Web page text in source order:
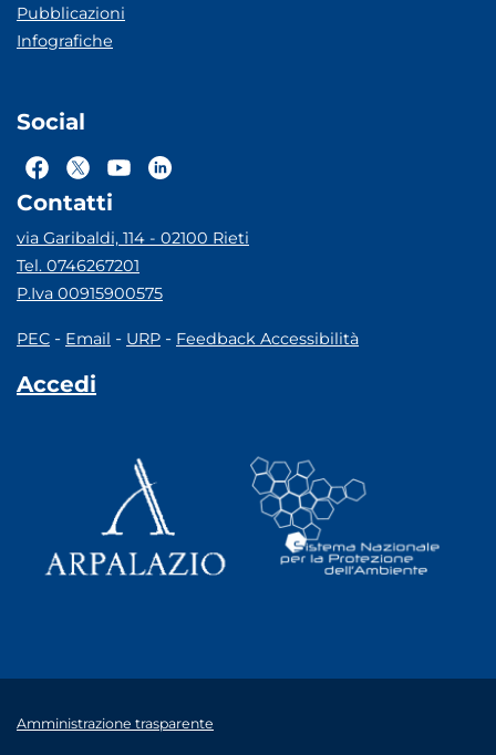
Pubblicazioni
Infografiche
Social
Contatti
via Garibaldi, 114 - 02100 Rieti
Tel. 0746267201
P.Iva 00915900575
PEC - Email - URP - Feedback Accessibilità
Accedi
Amministrazione trasparente